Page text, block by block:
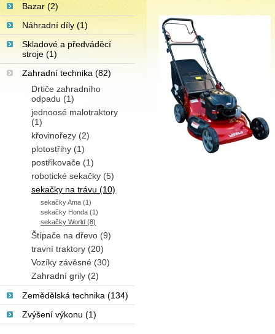
Bazar (2)
Náhradní díly (1)
Skladové a předváděcí
stroje (1)
Zahradní technika (82)
Drtiče zahradního
odpadu (1)
jednoosé malotraktory
(1)
křovinořezy (2)
plotostřihy (1)
postřikovače (1)
robotické sekačky (5)
sekačky na trávu (10)
sekačky Ama (1)
sekačky Honda (1)
sekačky World (8)
Štípače na dřevo (9)
travní traktory (20)
Vozíky závěsné (30)
Zahradní grily (2)
Zemědělská technika (134)
Zvýšení výkonu (1)